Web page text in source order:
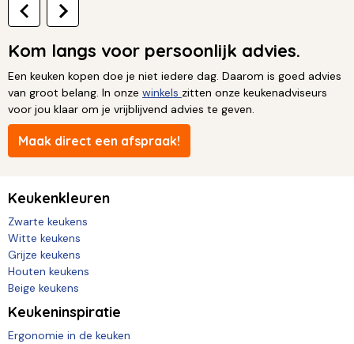
Kom langs voor persoonlijk advies.
Een keuken kopen doe je niet iedere dag. Daarom is goed advies
van groot belang. In onze winkels zitten onze keukenadviseurs
voor jou klaar om je vrijblijvend advies te geven.
Maak direct een afspraak!
Keukenkleuren
Zwarte keukens
Witte keukens
Grijze keukens
Houten keukens
Beige keukens
Keukeninspiratie
Ergonomie in de keuken